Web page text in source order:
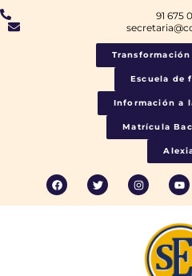
91 675
Escuela de
Información a
Matrícula